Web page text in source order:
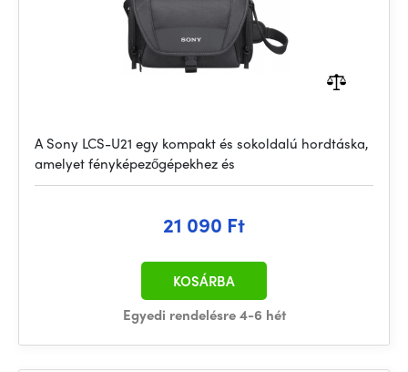
A Sony LCS-U21 egy kompakt és sokoldalú hordtáska,
amelyet fényképezőgépekhez és
21 090 Ft
Egyedi rendelésre 4-6 hét
KOSÁRBA